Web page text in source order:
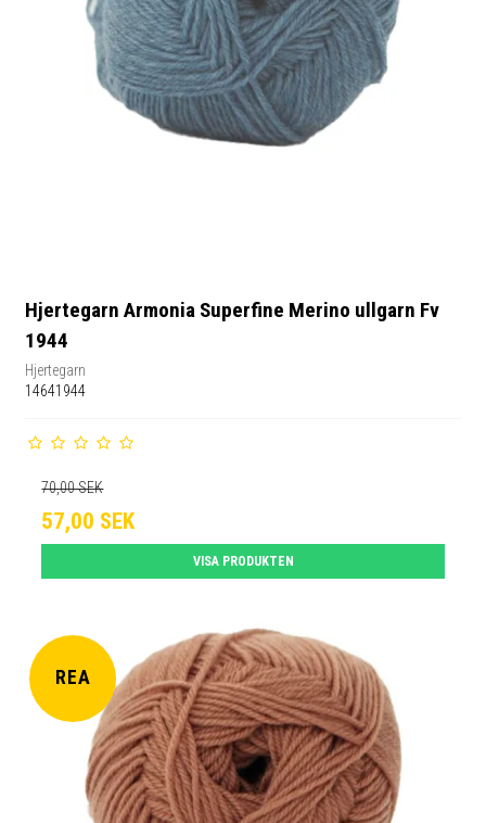
Hjertegarn Armonia Superfine Merino ullgarn Fv
1944
Hjertegarn
14641944
70,00 SEK
57,00 SEK
VISA PRODUKTEN
REA